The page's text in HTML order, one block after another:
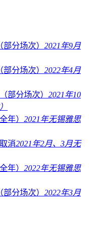
2021年9月
2022年4月
2021年10
2021年无锡雅思
2021年2月、3月无
2022年无锡雅思
2022年3月